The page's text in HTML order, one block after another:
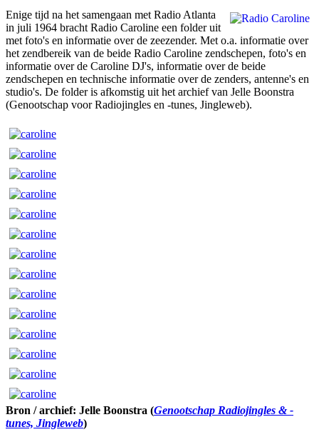
Enige tijd na het samengaan met Radio Atlanta
in juli 1964 bracht Radio Caroline een folder uit
met foto's en informatie over de zeezender. Met o.a. informatie over
het zendbereik van de beide Radio Caroline zendschepen, foto's en
informatie over de Caroline DJ's, informatie over de beide
zendschepen en technische informatie over de zenders, antenne's en
studio's. De folder is afkomstig uit het archief van Jelle Boonstra
(Genootschap voor Radiojingles en -tunes, Jingleweb).
Bron / archief: Jelle Boonstra (Genootschap Radiojingles & -
tunes, Jingleweb)